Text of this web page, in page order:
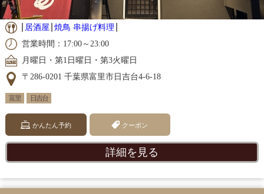
居酒屋 焼鳥 串揚げ料理
営業時間：17:00～23:00
月曜日・第1日曜日・第3火曜日
〒286-0201 千葉県富里市日吉台4-6-18
富里 日吉台
かんたん予約 クーポン
詳細を見る